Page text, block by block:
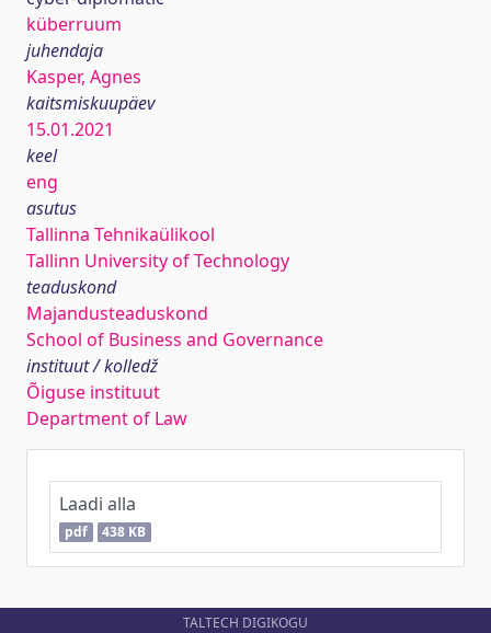
küberruum
juhendaja
Kasper, Agnes
kaitsmiskuupäev
15.01.2021
keel
eng
asutus
Tallinna Tehnikaülikool
Tallinn University of Technology
teaduskond
Majandusteaduskond
School of Business and Governance
instituut / kolledž
Õiguse instituut
Department of Law
Laadi alla
pdf 438 KB
TALTECH DIGIKOGU